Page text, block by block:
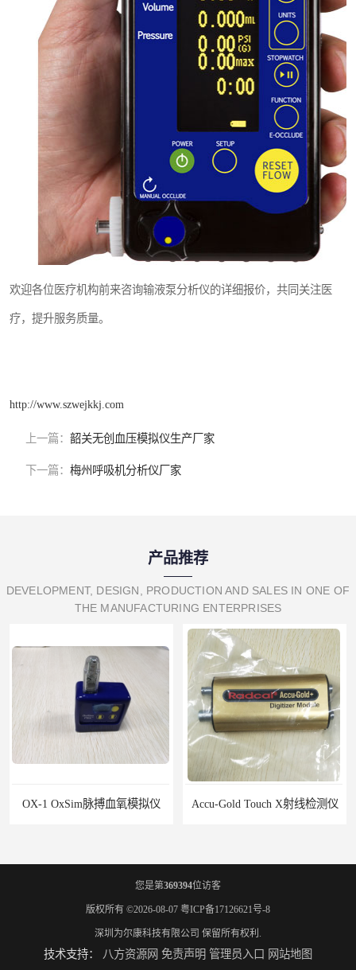
欢迎各位医疗机构前来咨询输液泵分析仪的详细报价，共同关注医
疗，提升服务质量。
http://www.szwejkkj.com
上一篇： 韶关无创血压模拟仪生产厂家
下一篇： 梅州呼吸机分析仪厂家
产品推荐
DEVELOPMENT, DESIGN, PRODUCTION AND SALES IN ONE OF
THE MANUFACTURING ENTERPRISES
Accu-Gold Touch X射线检测仪 Rigel PatSim200患者模拟器
您是第369394位访客
版权所有 ©2026-08-07 粤ICP备17126621号-8
深圳为尔康科技有限公司 保留所有权利.
技术支持： 八方资源网 免责声明 管理员入口 网站地图